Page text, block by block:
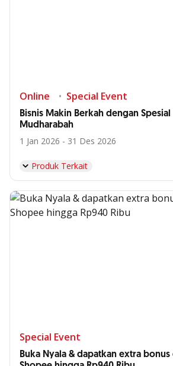
Online Special Event
Bisnis Makin Berkah dengan
Mudharabah
1 Jan 2026 - 31 Des 2026
Produk Terkait
Special Event
Buka Nyala & dapatkan extra